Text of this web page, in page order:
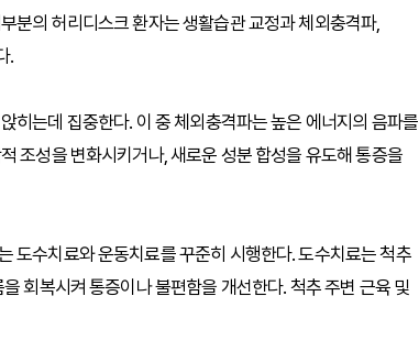
분의 허리디스크 환자는 생활습관 교정과 체외충격파,
.
히는데 집중한다. 이 중 체외충격파는 높은 에너지의 음파를
조성을 변화시키거나, 새로운 성분 합성을 유도해 통증을
도수치료와 운동치료를 꾸준히 시행한다. 도수치료는 척추
회복시켜 통증이나 불편함을 개선한다. 척추 주변 근육 및